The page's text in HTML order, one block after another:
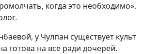
когда это необходимо»,
у Чулпан существует культ
готова на все ради дочерей.